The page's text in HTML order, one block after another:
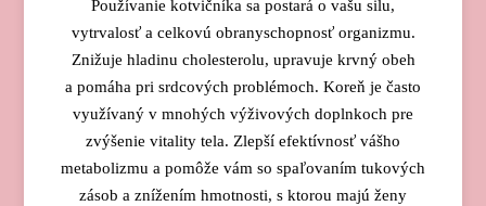
Používanie kotvičníka sa postará o vašu silu,
vytrvalosť a celkovú obranyschopnosť organizmu.
Znižuje hladinu cholesterolu, upravuje krvný obeh
a pomáha pri srdcových problémoch. Koreň je často
využívaný v mnohých výživových doplnkoch pre
zvýšenie vitality tela. Zlepší efektívnosť vášho
metabolizmu a pomôže vám so spaľovaním tukových
zásob a znížením hmotnosti, s ktorou majú ženy